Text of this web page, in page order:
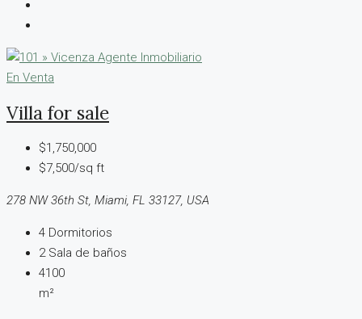
En Venta
Villa for sale
$1,750,000
$7,500/sq ft
278 NW 36th St, Miami, FL 33127, USA
4 Dormitorios
2 Sala de baños
4100
m²